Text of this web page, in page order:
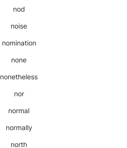
nod
noise
nomination
none
nonetheless
nor
normal
normally
north